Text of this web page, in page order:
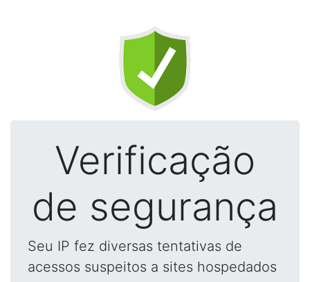
Verificação
de segurança
Seu IP fez diversas tentativas de
acessos suspeitos a sites hospedados